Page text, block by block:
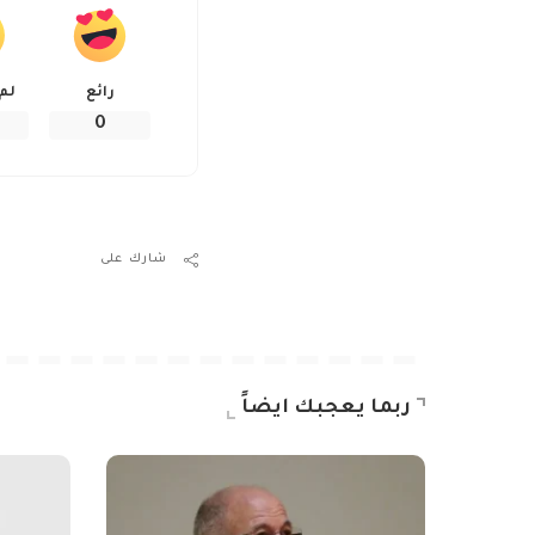
رائع
0
شارك على
ربما يعجبك ايضاً